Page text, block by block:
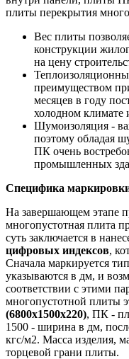
плиты перекрытия
Вес плиты
конструкции
на цену
преимуществом
месяцев в году
холодном климате
Шумоизоляция -
поэтому обладая
ПК очень
промышленных
Специфика
На завершающем этапе
многопустотная плита
суть заключается в
цифровых индексов,
Сначала маркируется
указываются в дм, и
соответствии с этими
многопустотной плиты
(6800х1500х220), ПК -
1500 - ширина в дм,
кгс/м2. Масса изделия,
торцевой грани плиты.